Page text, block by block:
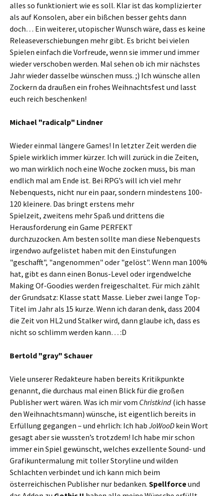
alles so funktioniert wie es soll. Klar ist das komplizierter
als auf Konsolen, aber ein bißchen besser gehts dann
doch… Ein weiterer, utopischer Wunsch wäre, dass es keine
Releaseverschiebungen mehr gibt. Es bricht bei vielen
Spielen einfach die Vorfreude, wenn sie immer und immer
wieder verschoben werden. Mal sehen ob ich mir nächstes
Jahr wieder dasselbe wünschen muss. ;) Ich wünsche allen
Zockern da draußen ein frohes Weihnachtsfest und lasst
euch reich beschenken!
Michael "radicalp" Lindner
Wieder einmal längere Games! In letzter Zeit werden die
Spiele wirklich immer kürzer. Ich will zurück in die Zeiten,
wo man wirklich noch eine Woche zocken muss, bis man
endlich mal am Ende ist. Bei RPG’s will ich viel mehr
Nebenquests, nicht nur ein paar, sondern mindestens 100-
120 kleinere. Das bringt erstens mehr
Spielzeit, zweitens mehr Spaß und drittens die
Herausforderung ein Game PERFEKT
durchzuzocken. Am besten sollte man diese Nebenquests
irgendwo aufgelistet haben mit den Einstufungen
"geschafft", "angenommen" oder "gelöst". Wenn man 100%
hat, gibt es dann einen Bonus-Level oder irgendwelche
Making Of-Goodies werden freigeschaltet. Für mich zählt
der Grundsatz: Klasse statt Masse. Lieber zwei lange Top-
Titel im Jahr als 15 kurze. Wenn ich daran denk, dass 2004
die Zeit von HL2 und Stalker wird, dann glaube ich, dass es
nicht so schlimm werden kann… :D
Bertold "gray" Schauer
Viele unserer Redakteure haben bereits Kritikpunkte
genannt, die durchaus mal einen Blick für die großen
Publisher wert wären. Was ich mir vom Christkind (ich hasse
den Weihnachtsmann) wünsche, ist eigentlich bereits in
Erfüllung gegangen – und ehrlich: Ich hab JoWooD kein Wort
gesagt aber sie wussten’s trotzdem! Ich habe mir schon
immer ein Spiel gewünscht, welches exzellente Sound- und
Grafikuntermalung mit toller Storyline und wilden
Schlachten verbindet und ich kann mich beim
österreichischen Publisher nur bedanken. Spellforceund